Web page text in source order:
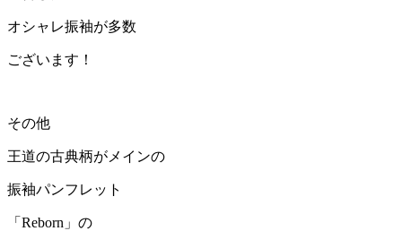
オシャレ振袖が多数
ございます！
その他
王道の古典柄がメインの
振袖パンフレット
「Reborn」の